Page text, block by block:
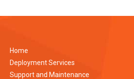
Home
Deployment Services
Support and Maintenance